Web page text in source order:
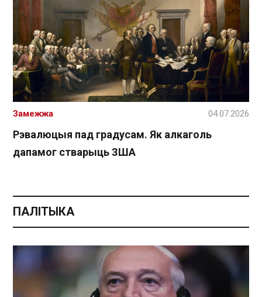
Рэвалюцыя пад градусам. Як алкаголь
дапамог стварыць ЗША
Замежжа 04.07.2026
ПАЛІТЫКА